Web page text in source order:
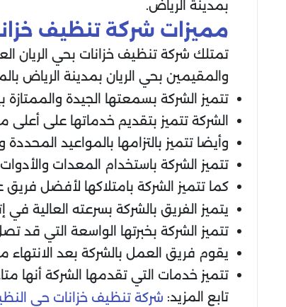
بمدينة الرياض.
مميزات شركة تنظيف
تمتلك شركة تنظيف خزانات بحي الريان
والمقيمين بحي الريان بمدينة الرياض
تتميز الشركة بسمعتها الجيدة والممتازة
الشركة تتميز بتقديم خدماتها على
وأيضا تتميز بالتزامها بالمواعيد
تتميز الشركة باستخدام المعدات
كما تتميز الشركة بامتلاكها لأفضل
يتميز الفريق بالشركة بسرعته العالية في
تتميز الشركة بخبرتها الواسعة التي
يقوم فريق العمل بالشركة بعد
تتميز خدمات التي تقدمها الشركة أنها
تابع المزيد: شركة تنظيف خزانات حي